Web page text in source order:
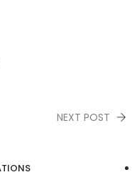
NEXT POST